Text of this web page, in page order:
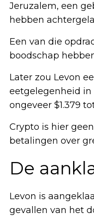
Jeruzalem, een
hebben
Een van die
boodschap
Later zou Levon
eetgelegenheid in
ongeveer $1.379
Crypto is hier
betalingen over
De
Levon is
gevallen van het